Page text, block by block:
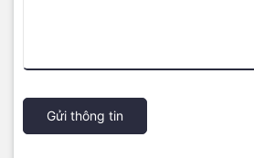
Gửi thông tin